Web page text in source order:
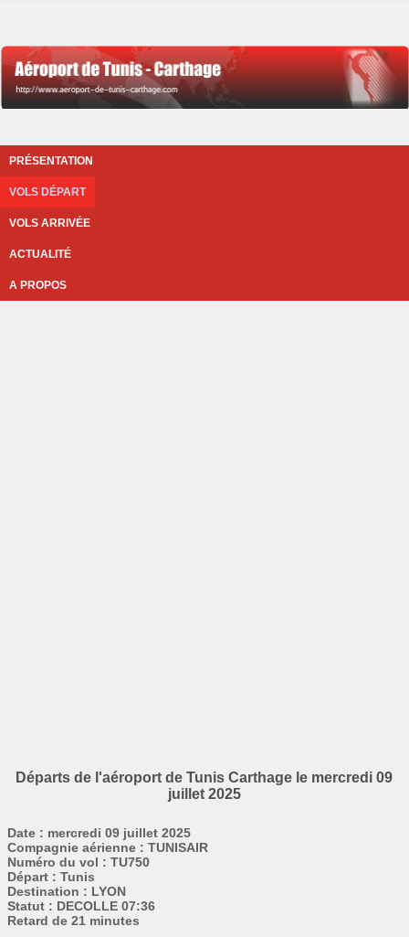
PRÉSENTATION
VOLS DÉPART
VOLS ARRIVÉE
ACTUALITÉ
A PROPOS
Départs de l'aéroport de Tunis Carthage le mercredi 09
juillet 2025
Date : mercredi 09 juillet 2025
Compagnie aérienne : TUNISAIR
Numéro du vol : TU750
Départ : Tunis
Destination : LYON
Statut : DECOLLE 07:36
Retard de 21 minutes